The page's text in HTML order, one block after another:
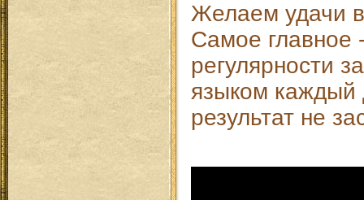
Желаем удачи в
Самое главное
регулярности
языком каждый
результат не